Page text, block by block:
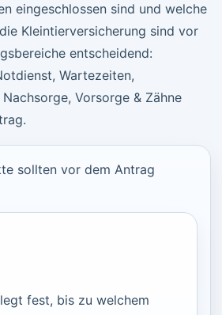
eingeschlossen sind und welche
Kleintierversicherung sind vor
entscheidend:
Wartezeiten,
Nachsorge, Vorsorge & Zähne
sollten vor dem Antrag
fest, bis zu welchem